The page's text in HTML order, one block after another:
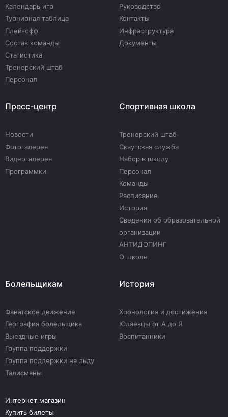
Календарь игр
Турнирная таблица
Плей-офф
Состав команды
Статистика
Тренерский штаб
Персонал
Руководство
Контакты
Инфраструктура
Документы
Пресс-центр
Новости
Фотогалерея
Видеогалерея
Программки
Спортивная школа
Тренерский штаб
Скаутская служба
Набор в школу
Персонал
Команды
Расписание
История
Сведения об образовательной
организации
АНТИДОПИНГ
О школе
Болельщикам
Фанатское движение
География болельщика
Выездные игры
Группа поддержки
Группа поддержки на льду
Талисманы
История
Хронология и достижения
Юлаевцы от А до Я
Воспитанники
Интернет магазин
Купить билеты